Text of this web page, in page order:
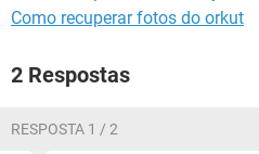
Como recuperar fotos do orkut
2 Respostas
RESPOSTA 1 / 2